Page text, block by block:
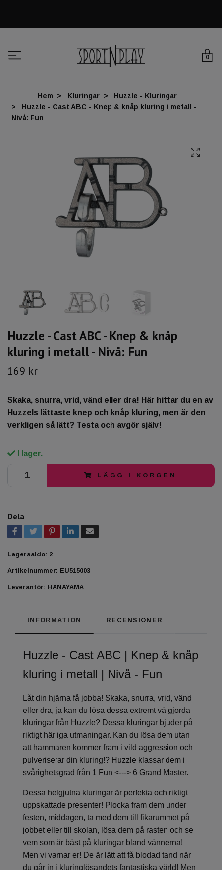
0
Hem Kluringar
Huzzle - Kluringar
Huzzle - Cast ABC - Knep & knåp kluring i metall -
Nivå: Fun
Huzzle - Cast ABC - Knep & knåp
kluring i metall - Nivå: Fun
169 kr
Skaka, snurra, vrid, vänd eller dra! Här hittar du en av
Huzzels lättaste knep och knåp kluring, men är den
verkligen så lätt? Testa och avgör själv!
I lager.
LÄGG I KORGEN
Dela
Lagersaldo: 2
Artikelnummer: EU515003
Leverantör: HANAYAMA
INFORMATION RECENSIONER
Huzzle - Cast ABC | Knep & knåp
kluring i metall | Nivå - Fun
Låt din hjärna få jobba! Skaka, snurra, vrid, vänd
eller dra, ja kan du lösa dessa extremt välgjorda
kluringar från Huzzle? Dessa kluringar bjuder på
riktigt härliga utmaningar. Kan du lösa dem utan
att hammaren kommer fram i vild aggression och
pulveriserar din kluring!? Huzzle klassar dem i
svårighetsgrad från 1 Fun <---> 6 Grand Master.
Dessa helgjutna kluringar är perfekta och riktigt
uppskattade presenter! Plocka fram dem under
festen, middagen, ta med dem till fikarummet på
jobbet eller till skolan, lösa dem på rasten och se
vem som är bäst på kluringar bland vännerna!
Men vi varnar er! De är lätt att få blodad tand när
du går in i kluringlösandets fantastiska värld! Men